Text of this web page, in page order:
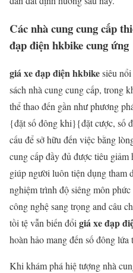
Các nhà cung cung cấp
đạp điện hkbike cung ứng
giá xe đạp điện hkbikesiêu
sách nhà cung cung cấp, trong
thể thao đến gần như phương
{đặt số đông khi}{đặt cược, số
cấu để sở hữu đến việc bằng
cung cấp đầy đủ được tiêu giảm
giúp người luôn tiện dụng tham
nghiệm trình độ siêng môn
công nghệ sang trọng and câu
tồi tệ vẫn biến đổi giá xe đạp
hoàn hảo mang đến số đông lứa
Khi khám phá hiệ tượng nhà